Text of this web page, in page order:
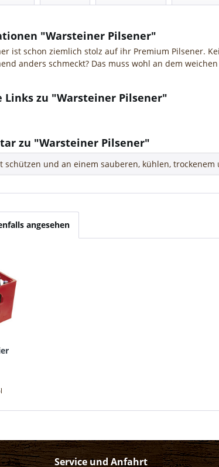
"Warsteiner Pilsener"
ist schon ziemlich stolz auf ihr Premium Pilsener.
anders schmeckt? Das muss wohl an dem
zu "Warsteiner Pilsener"
zu "Warsteiner Pilsener"
schützen und an einem sauberen, kühlen,
angesehen
Service und Anfahrt